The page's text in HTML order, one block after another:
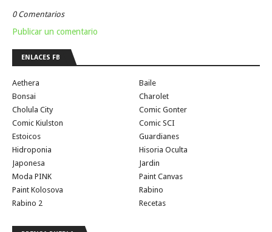
0 Comentarios
Publicar un comentario
ENLACES FB
Aethera
Baile
Bonsai
Charolet
Cholula City
Comic Gonter
Comic Kiulston
Comic SCI
Estoicos
Guardianes
Hidroponia
Hisoria Oculta
Japonesa
Jardin
Moda PINK
Paint Canvas
Paint Kolosova
Rabino
Rabino 2
Recetas